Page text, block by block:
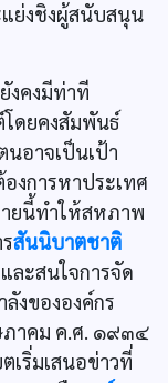
ย่งชิงผู้สนับสนุน
งคงมีท่าที
ดยคงสัมพันธ์
อาจเป็นเป้า
งการหาประเทศ
ยนี้ทำให้สหภาพ
สันนิบาตชาติ
ะสนใจการจัด
งขององค์กร
ภาคม ค.ศ. ๑๙๓๔
เริ่มเสนอข่าวที่